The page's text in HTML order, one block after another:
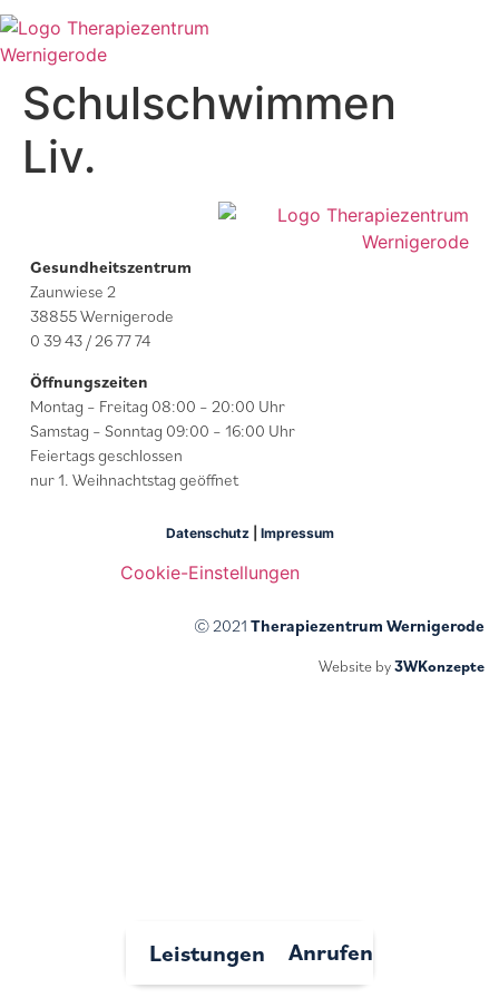
Leistungen Anrufen
Schulschwimmen
Liv.
Gesundheitszentrum
Zaunwiese 2
38855 Wernigerode
0 39 43 / 26 77 74
Öffnungszeiten
Montag – Freitag 08:00 – 20:00 Uhr
Samstag – Sonntag 09:00 – 16:00 Uhr
Feiertags geschlossen
nur 1. Weihnachtstag geöffnet
Datenschutz Impressum
Cookie-Einstellungen
© 2021 Therapiezentrum Wernigerode
Website by3WKonzepte